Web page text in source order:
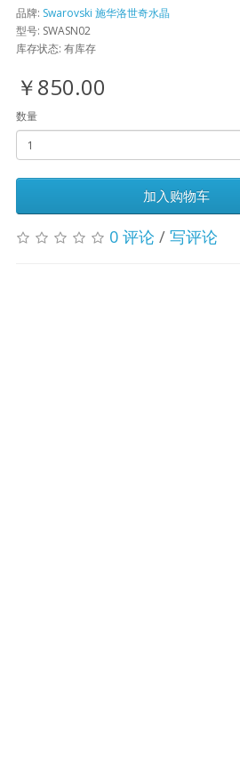
品牌: Swarovski 施华洛世奇水晶
型号: SWASN02
库存状态: 有库存
￥850.00
数量
加入购物车
0 评论 / 写评论